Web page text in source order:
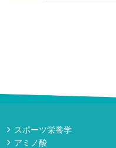
スポーツ栄養学
アミノ酸